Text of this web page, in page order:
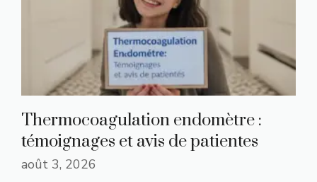
Thermocoagulation endomètre :
témoignages et avis de patientes
août 3, 2026